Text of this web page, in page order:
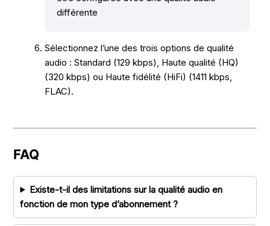
différente
Sélectionnez l’une des trois options de qualité
audio : Standard (129 kbps), Haute qualité (HQ)
(320 kbps) ou Haute fidélité (HiFi) (1411 kbps,
FLAC).
FAQ
Existe-t-il des limitations sur la qualité audio en
fonction de mon type d’abonnement ?